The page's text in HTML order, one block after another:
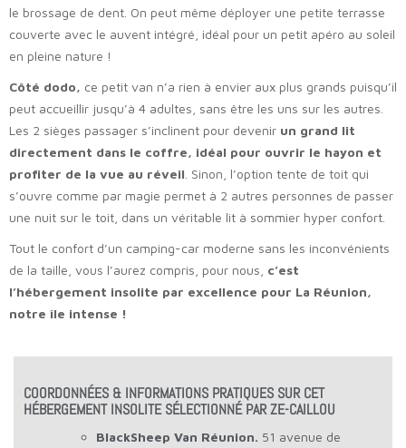
le brossage de dent. On peut même déployer une petite terrasse
couverte avec le auvent intégré, idéal pour un petit apéro au soleil
en pleine nature !
Côté dodo, ce petit van n’a rien à envier aux plus grands puisqu’il
peut accueillir jusqu’à 4 adultes, sans être les uns sur les autres.
Les 2 sièges passager s’inclinent pour devenir un grand lit
directement dans le coffre, idéal pour ouvrir le hayon et
profiter de la vue au réveil . Sinon, l’option tente de toit qui
s’ouvre comme par magie permet à 2 autres personnes de passer
une nuit sur le toit, dans un véritable lit à sommier hyper confort.
Tout le confort d’un camping-car moderne sans les inconvénients
de la taille, vous l’aurez compris, pour nous, c’est
l’hébergement insolite par excellence pour La Réunion,
notre île intense !
COORDONNÉES & INFORMATIONS PRATIQUES SUR CET
HÉBERGEMENT INSOLITE SÉLECTIONNÉ PAR ZE-CAILLOU
BlackSheep Van Réunion. 51 avenue de